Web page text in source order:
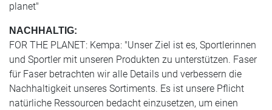
planet"
NACHHALTIG:
FOR THE PLANET: Kempa: "Unser Ziel ist es, Sportlerinnen
und Sportler mit unseren Produkten zu unterstützen. Faser
für Faser betrachten wir alle Details und verbessern die
Nachhaltigkeit unseres Sortiments. Es ist unsere Pflicht
natürliche Ressourcen bedacht einzusetzen, um einen